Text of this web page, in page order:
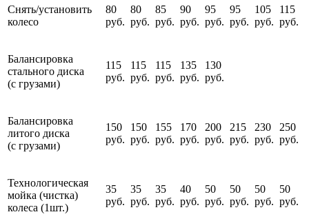
Снять/установить
колесо
80
руб.
80
руб.
85
руб.
90
руб.
95
руб.
95
руб.
105
руб.
115
руб.
Балансировка
стального диска
(с грузами)
115
руб.
115
руб.
115
руб.
135
руб.
130
руб.
Балансировка
литого диска
(с грузами)
150
руб.
150
руб.
155
руб.
170
руб.
200
руб.
215
руб.
230
руб.
250
руб.
Технологическая
мойка (чистка)
колеса (1шт.)
35
руб.
35
руб.
35
руб.
40
руб.
50
руб.
50
руб.
50
руб.
50
руб.